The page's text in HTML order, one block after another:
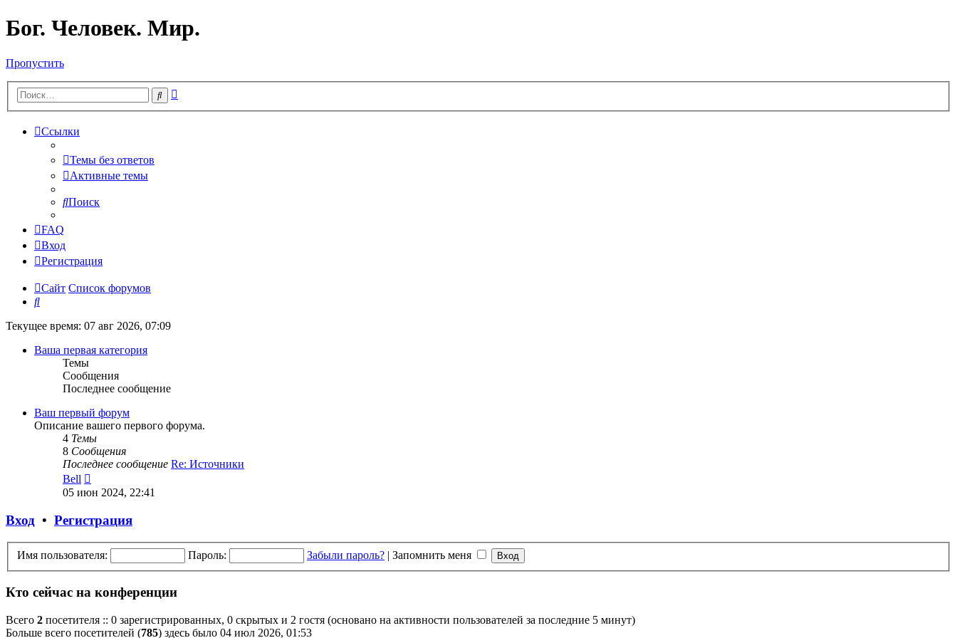
Бог. Человек. Мир.
Пропустить
Поиск
Ссылки
Темы без ответов
Активные темы
Поиск
FAQ
Вход
Регистрация
Сайт Список форумов
Поиск
Текущее время: 07 авг 2026, 07:09
Ваша первая категория
Темы
Сообщения
Последнее сообщение
Ваш первый форум
Описание вашего первого форума.
4 Темы
8 Сообщения
Последнее сообщение Re: Источники
Bell
к
05 июн 2024, 22:41
Вход • Регистрация
Имя пользователя: Пароль: Забыли пароль? | Запомнить меня
Кто сейчас на конференции
Всего 2 посетителя :: 0 зарегистрированных, 0 скрытых и 2 гостя (основано на активности пользователей за последние 5 минут)
Больше всего посетителей (785) здесь было 04 июл 2026, 01:53